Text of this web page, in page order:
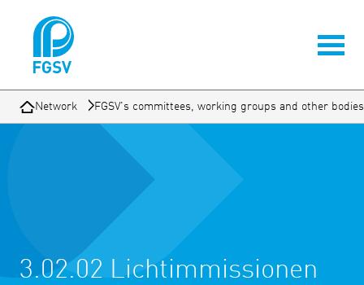
Network FGSV's committees, working groups and other bodies
3.02.02 Lichtimmissionen